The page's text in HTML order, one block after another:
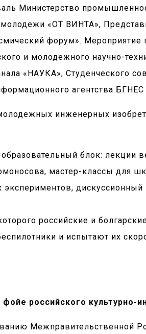
Министерство
«ОТ ВИНТА»,
форум».
и молодежного научно-
«НАУКА», Студенческого
агентства БГНЕС
инженерных
блок: лекции
мастер-классы для
российские и
и испытают их
российского культурно-
Межправительственной